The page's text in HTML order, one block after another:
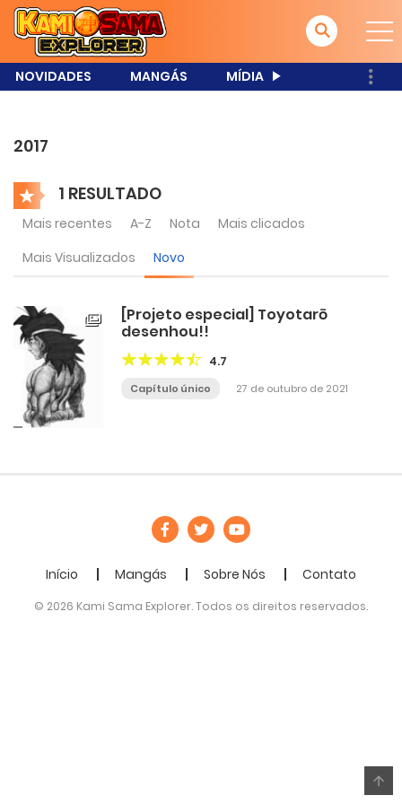
NOVIDADES MANGÁS MÍDIA
2017
1 RESULTADO
Mais recentes A-Z Nota
Mais clicados
Mais Visualizados
Novo
[Projeto especial] Toyotarō
desenhou!!
4.7
Capítulo único 27 de outubro de 2021
Início Mangás Sobre Nós Contato
© 2026 Kami Sama Explorer. Todos os direitos reservados.